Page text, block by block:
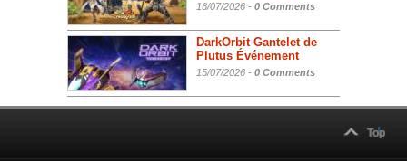
16/07/2026 - 0 Comments
DarkOrbit Gantelet de
Plutus Événement
15/07/2026 - 0 Comments
Top